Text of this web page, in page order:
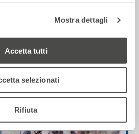
Mostra dettagli
Accetta tutti
selezionati
Rifiuta